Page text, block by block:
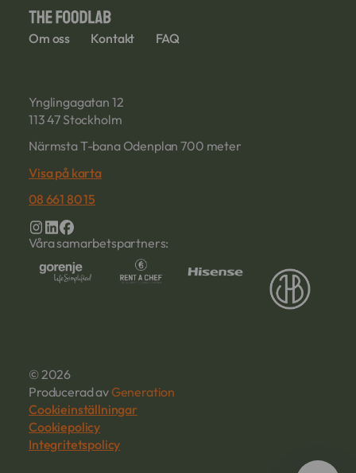
Om oss Kontakt FAQ
Ynglingagatan 12
113 47 Stockholm
Närmsta T-bana Odenplan 700 meter
Visa på karta
08 661 80 15
Våra samarbetspartners:
© 2026
Producerad av Generation
Cookieinställningar
Cookiepolicy
Integritetspolicy